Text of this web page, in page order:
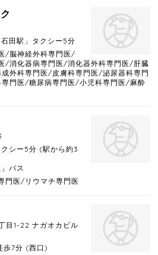
田駅」タクシー5分
/脳神経外科専門医/
/消化器病専門医/消化器外科専門医/肝臓
外科専門医/皮膚科専門医/泌尿器科専門
門医/糖尿病専門医/小児科専門医/麻酔
シー5分 (駅から約3
バス
門医/リウマチ専門医
目1-22 ナガオカビル
歩7分 (西口)